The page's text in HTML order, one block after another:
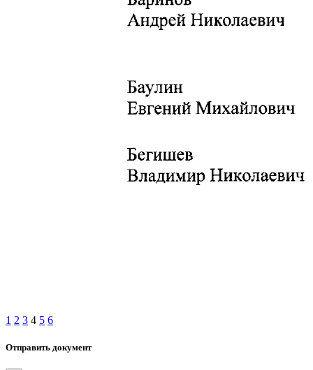
1 2 3 4 5 6
Отправить документ